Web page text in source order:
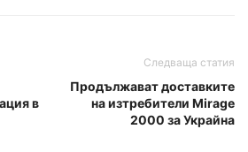
в
Следваща статия
Продължават доставките
на изтребители Mirage
2000 за Украйна